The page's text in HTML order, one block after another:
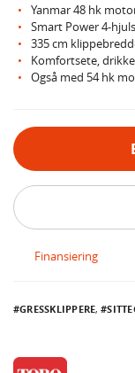
Yanmar 48 hk
Smart Power 4-
335 cm
Komfortsete,
Også med 54 hk
Finansiering
GRESSKLIPPERE,